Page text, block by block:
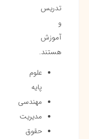
تدریس
و
آموزش
هستند.
علوم
پایه
مهندسی
مدیریت
حقوق